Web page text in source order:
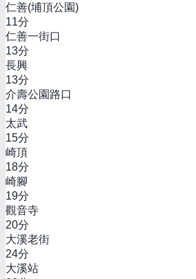
仁善(埔頂公園)
11分
仁善一街口
13分
長興
13分
介壽公園路口
14分
太武
15分
崎頂
18分
崎腳
19分
觀音寺
20分
大溪老街
24分
大溪站